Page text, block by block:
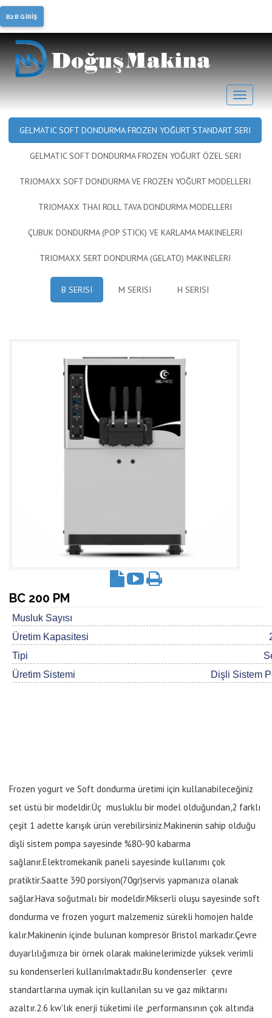
Soft Dondurma, Frozen
Yoğurt
B2B GİRİŞ
GELMATIC SOFT DONDURMA FROZEN YOĞURT STANDART SERI
GELMATIC SOFT DONDURMA FROZEN YOĞURT ÖZEL SERI
TRIOMAXX SOFT DONDURMA VE FROZEN YOĞURT MODELLERI
TRIOMAXX THAI ROLL TAVA DONDURMA MODELLERI
ÇUBUK DONDURMA (POP STICK) VE KARLAMA MAKINELERI
TRIOMAXX SERT DONDURMA (GELATO) MAKINELERI
B SERISI M SERISI H SERISI
BC 200 PM
Musluk Sayısı
Üretim Kapasitesi
Tipi
Üretim Sistemi
Dişli Sistem
Frozen yogurt ve Soft dondurma üretimi için kullanabileceğiniz
set üstü bir modeldir.Üç musluklu bir model olduğundan,2 farklı
çeşit 1 adette karışık ürün verebilirsiniz.Makinenin sahip olduğu
dişli sistem pompa sayesinde %80-90 kabarma
sağlanır.Elektromekanik paneli sayesinde kullanımı çok
pratiktir.Saatte 390 porsiyon(70gr)servis yapmanıza olanak
sağlar.Hava soğutmalı bir modeldir.Mikserli oluşu sayesinde soft
dondurma ve frozen yogurt malzemeniz sürekli homojen halde
kalır.Makinenin içinde bulunan kompresör Bristol markadır.Çevre
duyarlılığımıza bir örnek olarak makinelerimizde yüksek verimli
su kondenserleri kullanılmaktadır.Bu kondenserler çevre
standartlarına uymak için kullanılan su ve gaz miktarını
azaltır.2.6 kw'lık enerji tüketimi ile ,performansının çok altında